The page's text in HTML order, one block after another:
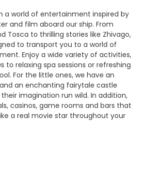
a world of entertainment inspired by
and film aboard our ship. From
Tosca to thrilling stories like Zhivago,
to transport you to a world of
Enjoy a wide variety of activities,
to relaxing spa sessions or refreshing
For the little ones, we have an
an enchanting fairytale castle
imagination run wild. In addition,
casinos, game rooms and bars that
a real movie star throughout your